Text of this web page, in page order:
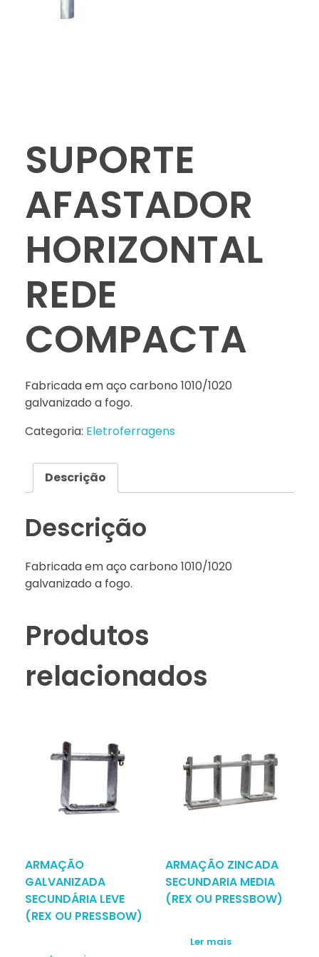
SUPORTE
AFASTADOR
HORIZONTAL
REDE
COMPACTA
Fabricada em aço carbono 1010/1020
galvanizado a fogo.
Categoria: Eletroferragens
Descrição
Descrição
Fabricada em aço carbono 1010/1020
galvanizado a fogo.
Produtos
relacionados
ARMAÇÃO
GALVANIZADA
SECUNDÁRIA LEVE
(REX OU PRESSBOW)
ARMAÇÃO ZINCADA
SECUNDARIA MEDIA
(REX OU PRESSBOW)
Ler mais